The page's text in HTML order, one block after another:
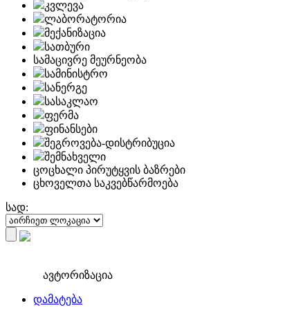
კვლევა
ლაბორატორია
მექანიზაცია
სათბური
სამაცივრე მეურნეობა
სამინისტრო
სანერგე
სასაკლაო
ფერმა
ფინანსები
შეგროვება-დისტრიბუცია
შემნახველი
ცოცხალი პირუტყვის ბაზრები
ცხოველთა საკვებწარმოება
სად:
ავტორიზაცია
დამატება